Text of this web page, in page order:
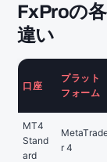
FxProの
違い
口座
プラット
フォーム
MT4
Stand
ard
r 4